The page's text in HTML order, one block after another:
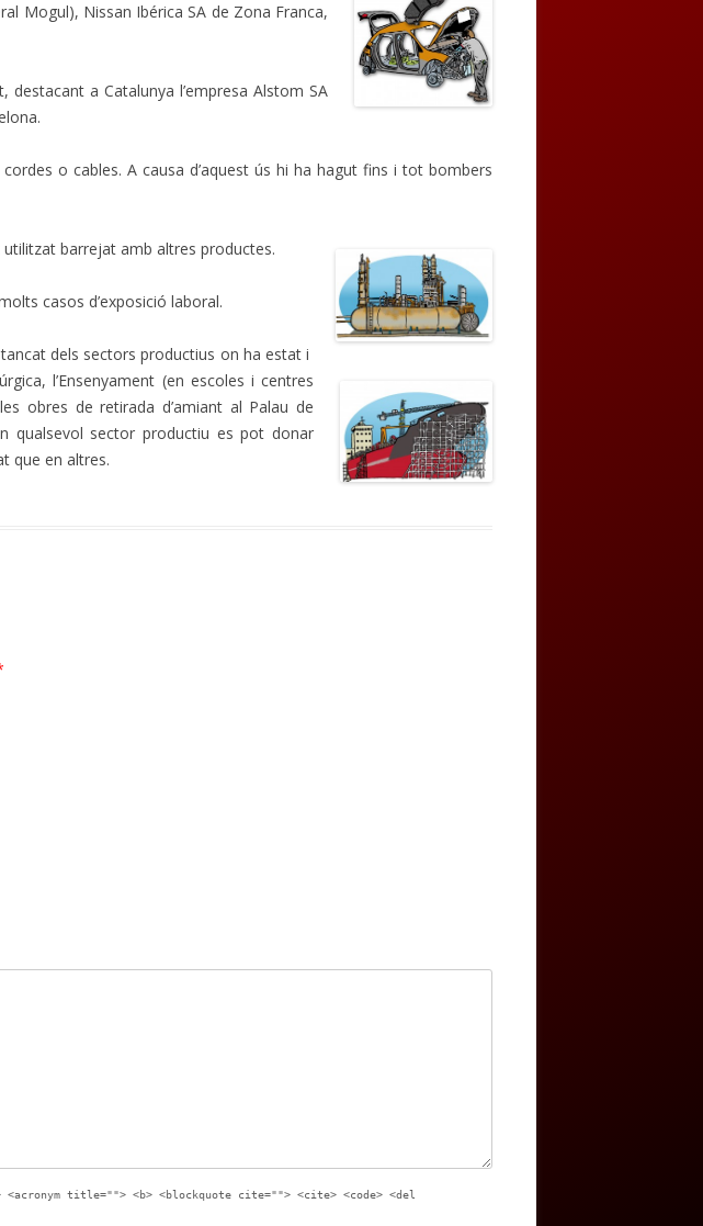
Mogul), Nissan Ibérica SA de Zona Franca,
a Catalunya l’empresa Alstom SA
o cables. A causa d’aquest ús hi ha hagut fins i tot bombers
barrejat amb altres productes.
casos d’exposició laboral.
dels sectors productius on ha estat i
l’Ensenyament (en escoles i centres
obres de retirada d’amiant al Palau de
qualsevol sector productiu es pot donar
que en altres.
title=""> <b> <blockquote cite=""> <cite> <code> <del